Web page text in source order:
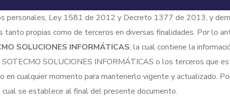
personales, Ley 1581 de 2012 y Decreto 1377 de 2013, y
propias como de terceros en diversas finalidades. Por lo
SOLUCIONES INFORMÁTICAS, la cual contiene la
SOLUCIONES INFORMÁTICAS o los terceros que
cualquier momento para mantenerlo vigente y actualizado.
se establece al final del presente documento.